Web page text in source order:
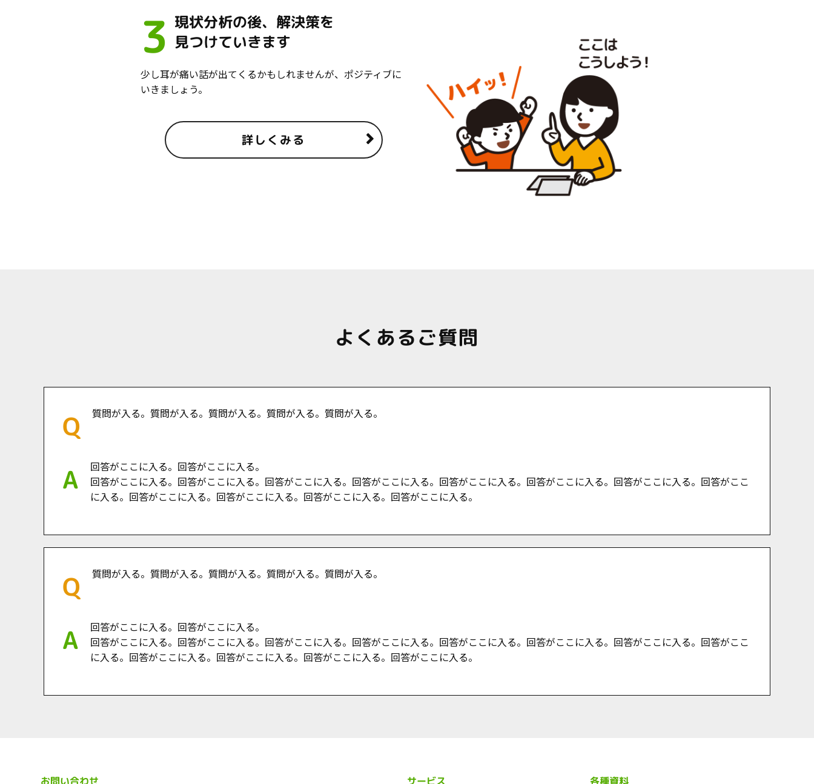
3 現状分析の後、解決策を
見つけていきます
少し耳が痛い話が出てくるかもしれませんが、ポジティブに
いきましょう。
詳しくみる
よくあるご質問
質問が入る。質問が入る。質問が入る。質問が入る。質問が入る。
回答がここに入る。回答がここに入る。
回答がここに入る。回答がここに入る。回答がここに入る。回答がここに入る。回答がここに入る。回答がここに入る。回答がここに入る。回答がここ
に入る。回答がここに入る。回答がここに入る。回答がここに入る。回答がここに入る。
質問が入る。質問が入る。質問が入る。質問が入る。質問が入る。
回答がここに入る。回答がここに入る。
回答がここに入る。回答がここに入る。回答がここに入る。回答がここに入る。回答がここに入る。回答がここに入る。回答がここに入る。回答がここ
に入る。回答がここに入る。回答がここに入る。回答がここに入る。回答がここに入る。
お問い合わせ サービス 各種資料